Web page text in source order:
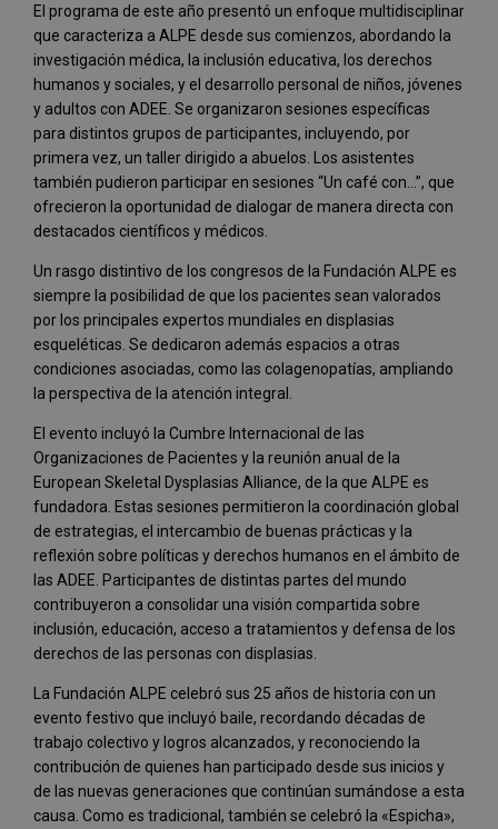
El programa de este año presentó un enfoque multidisciplinar
que caracteriza a ALPE desde sus comienzos, abordando la
investigación médica, la inclusión educativa, los derechos
humanos y sociales, y el desarrollo personal de niños, jóvenes
y adultos con ADEE. Se organizaron sesiones específicas
para distintos grupos de participantes, incluyendo, por
primera vez, un taller dirigido a abuelos. Los asistentes
también pudieron participar en sesiones “Un café con…”, que
ofrecieron la oportunidad de dialogar de manera directa con
destacados científicos y médicos.
Un rasgo distintivo de los congresos de la Fundación ALPE es
siempre la posibilidad de que los pacientes sean valorados
por los principales expertos mundiales en displasias
esqueléticas. Se dedicaron además espacios a otras
condiciones asociadas, como las colagenopatías, ampliando
la perspectiva de la atención integral.
El evento incluyó la Cumbre Internacional de las
Organizaciones de Pacientes y la reunión anual de la
European Skeletal Dysplasias Alliance, de la que ALPE es
fundadora. Estas sesiones permitieron la coordinación global
de estrategias, el intercambio de buenas prácticas y la
reflexión sobre políticas y derechos humanos en el ámbito de
las ADEE. Participantes de distintas partes del mundo
contribuyeron a consolidar una visión compartida sobre
inclusión, educación, acceso a tratamientos y defensa de los
derechos de las personas con displasias.
La Fundación ALPE celebró sus 25 años de historia con un
evento festivo que incluyó baile, recordando décadas de
trabajo colectivo y logros alcanzados, y reconociendo la
contribución de quienes han participado desde sus inicios y
de las nuevas generaciones que continúan sumándose a esta
causa. Como es tradicional, también se celebró la «Espicha»,